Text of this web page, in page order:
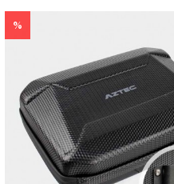
%